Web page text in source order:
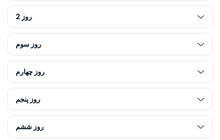
روز 2
روز سوم
روز چهارم
روز پنجم
روز ششم